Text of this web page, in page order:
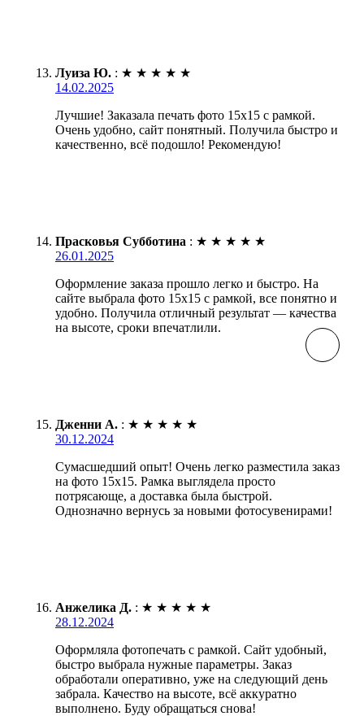
Луиза Ю. : ★ ★ ★ ★ ★
14.02.2025
Лучшие! Заказала печать фото 15х15 с рамкой.
Очень удобно, сайт понятный. Получила быстро и
качественно, всё подошло! Рекомендую!
Прасковья Субботина : ★ ★ ★ ★ ★
26.01.2025
Оформление заказа прошло легко и быстро. На
сайте выбрала фото 15х15 с рамкой, все понятно и
удобно. Получила отличный результат — качества
на высоте, сроки впечатлили.
Дженни А. : ★ ★ ★ ★ ★
30.12.2024
Сумасшедший опыт! Очень легко разместила заказ
на фото 15х15. Рамка выглядела просто
потрясающе, а доставка была быстрой.
Однозначно вернусь за новыми фотосувенирами!
Анжелика Д. : ★ ★ ★ ★ ★
28.12.2024
Оформляла фотопечать с рамкой. Сайт удобный,
быстро выбрала нужные параметры. Заказ
обработали оперативно, уже на следующий день
забрала. Качество на высоте, всё аккуратно
выполнено. Буду обращаться снова!